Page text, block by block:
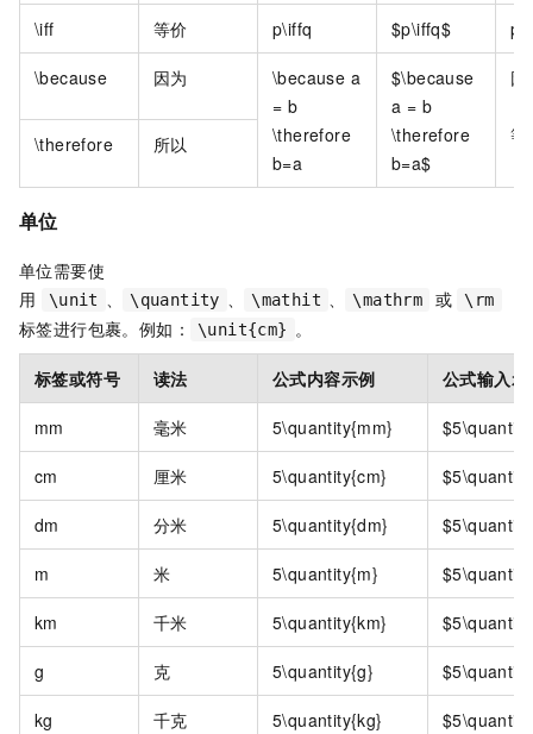
\iff 等价 p\iffq $p\iffq$ p
\because 因为
\because a
= b
\therefore
b=a
$\because
a = b
\therefore
b=a$
因
等
\therefore 所以
单位
单位需要使
用
\unit 、 \quantity 、 \mathit 、 \mathrm 或 \rm
标签进行包裹。例如： \unit{cm} 。
标签或符号 读法 公式内容示例 公式输入示
mm 毫米 5\quantity{mm}
cm 厘米 5\quantity{cm}
dm 分米 5\quantity{dm}
m 米 5\quantity{m}
km 千米 5\quantity{km}
g 克 5\quantity{g}
kg 千克 5\quantity{kg}